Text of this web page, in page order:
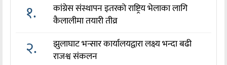
१.
कांग्रेस संस्थापन इतरको राष्ट्रिय भेलाका लागि
कैलालीमा तयारी तीव्र
२.
झुलाघाट भन्सार कार्यालयद्वारा लक्ष्य भन्दा बढी
राजश्व संकलन